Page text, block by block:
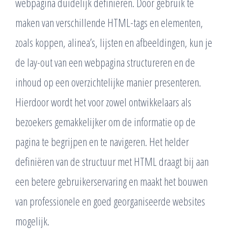
maken van verschillende HTML-tags en elementen,
zoals koppen, alinea’s, lijsten en afbeeldingen, kun je
de lay-out van een webpagina structureren en de
inhoud op een overzichtelijke manier presenteren.
Hierdoor wordt het voor zowel ontwikkelaars als
bezoekers gemakkelijker om de informatie op de
pagina te begrijpen en te navigeren. Het helder
definiëren van de structuur met HTML draagt bij aan
een betere gebruikerservaring en maakt het bouwen
van professionele en goed georganiseerde websites
mogelijk.